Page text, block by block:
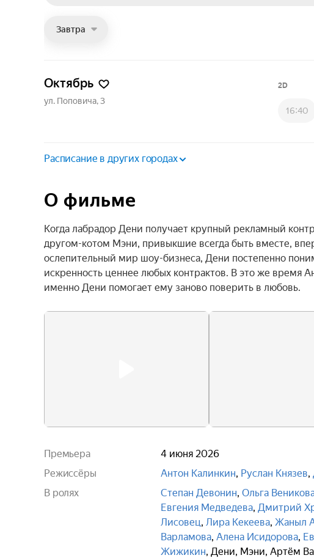
Завтра
Октябрь
ул. Поповича, 3
2D
16:40
Расписание в других городах
О фильме
Когда лабрадор Дени получает крупный рекламный
другом-котом Мэни, привыкшие всегда быть вместе,
ослепительный мир шоу-бизнеса, Дени постепенно
искренность ценнее любых контрактов. В это же время
именно Дени помогает ему заново поверить в любовь.
Премьера
4 июня 2026
Режиссёры
Антон Калинкин, Руслан Князев,
В ролях
Степан Девонин, Ольга
Евгения Медведева, Дмитрий
Лисовец, Лира Кекеева, Жаныл
Варламова, Алена Исидорова,
Жижикин, Дени, Мэни, Артём